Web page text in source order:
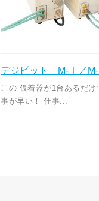
デジピット M-Ⅰ／
この 仮着器が1台あるだけ
事が早い！ 仕事...